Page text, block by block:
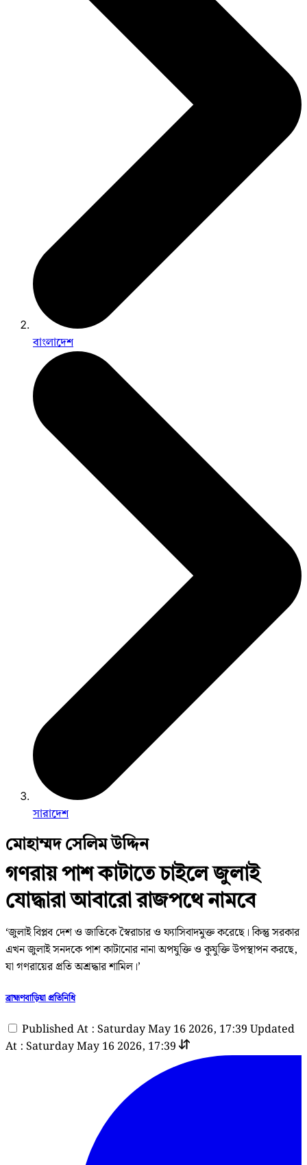
বাংলাদেশ
সারাদেশ
মোহাম্মদ সেলিম উদ্দিন
গণরায় পাশ কাটাতে চাইলে জুলাই
যোদ্ধারা আবারো রাজপথে নামবে
‘জুলাই বিপ্লব দেশ ও জাতিকে স্বৈরাচার ও ফ্যাসিবাদমুক্ত করেছে। কিন্তু সরকার
এখন জুলাই সনদকে পাশ কাটানোর নানা অপযুক্তি ও কুযুক্তি উপস্থাপন করছে,
যা গণরায়ের প্রতি অশ্রদ্ধার শামিল।’
ব্রাহ্মণবাড়িয়া প্রতিনিধি
Published At : Saturday May 16 2026, 17:39 Updated
At : Saturday May 16 2026, 17:39